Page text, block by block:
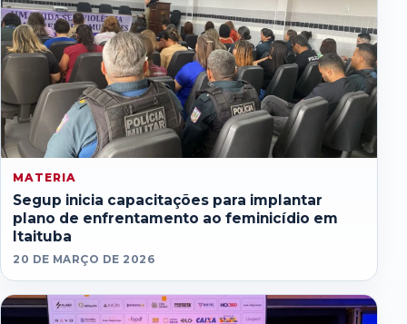
MATERIA
Segup inicia capacitações para implantar
plano de enfrentamento ao feminicídio em
Itaituba
20 DE MARÇO DE 2026